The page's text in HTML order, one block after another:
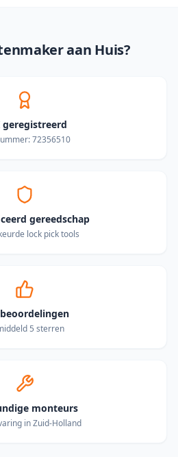
aan Huis?
geregistreerd
72356510
gereedschap
lock pick tools
5 sterren
monteurs
in Zuid-Holland